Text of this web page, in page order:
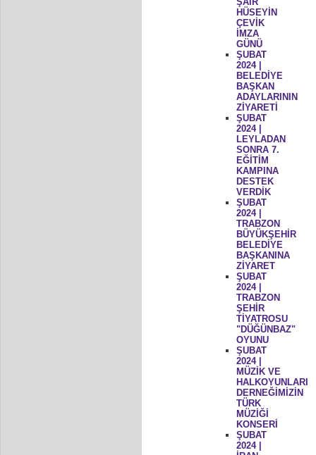
HÜSEYİN
ÇEVİK
İMZA
GÜNÜ
ŞUBAT
2024 |
BELEDİYE
BAŞKAN
ADAYLARININ
ZİYARETİ
ŞUBAT
2024 |
LEYLADAN
SONRA 7.
EĞİTİM
KAMPINA
DESTEK
VERDİK
ŞUBAT
2024 |
TRABZON
BÜYÜKŞEHİR
BELEDİYE
BAŞKANINA
ZİYARET
ŞUBAT
2024 |
TRABZON
ŞEHİR
TİYATROSU
"DÜĞÜNBAZ"
OYUNU
ŞUBAT
2024 |
MÜZİK VE
HALKOYUNLARI
DERNEĞİMİZİN
TÜRK
MÜZİĞİ
KONSERİ
ŞUBAT
2024 |